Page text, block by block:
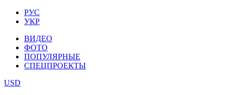
РУС
УКР
ВИДЕО
ФОТО
ПОПУЛЯРНЫЕ
СПЕЦПРОЕКТЫ
USD